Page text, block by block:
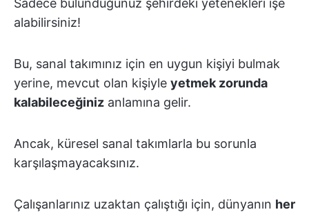
Sadece bulunduğunuz şehirdeki yetenekleri işe
alabilirsiniz!
Bu, sanal takımınız için en uygun kişiyi bulmak
yerine, mevcut olan kişiyle yetmek zorunda
kalabileceğiniz anlamına gelir.
Ancak, küresel sanal takımlarla bu sorunla
karşılaşmayacaksınız.
Çalışanlarınız uzaktan çalıştığı için, dünyanın her